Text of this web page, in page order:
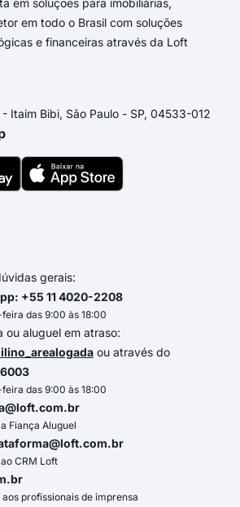
em soluções para imobiliárias,
em todo o Brasil com soluções
e financeiras através da Loft
Itaim Bibi, São Paulo - SP, 04533-012
gerais:
+55 11 4020-2208
das 9:00 às 18:00
ou aluguel em atraso:
ou através do
das 9:00 às 18:00
Fiança Aluguel
CRM Loft
profissionais de imprensa